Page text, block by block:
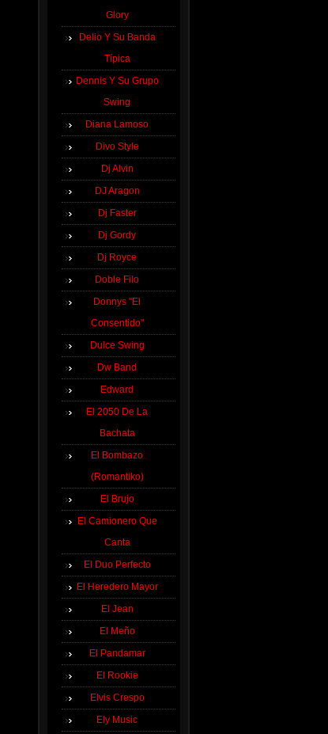
Glory
Delio Y Su Banda
Típica
Dennis Y Su Grupo
Swing
Diana Lamoso
Divo Style
Dj Alvin
DJ Aragon
Dj Faster
Dj Gordy
Dj Royce
Doble Filo
Donnys ''El
Consentido''
Dulce Swing
Dw Band
Edward
El 2050 De La
Bachata
El Bombazo
(Romantiko)
El Brujo
El Camionero Que
Canta
El Duo Perfecto
El Heredero Mayor
El Jean
El Meño
El Pandamar
El Rookie
Elvis Crespo
Ely Music